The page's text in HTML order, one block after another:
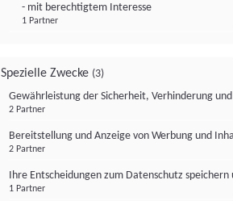
- mit berechtigtem Interesse
1 Partner
Spezielle Zwecke (3)
Gewährleistung der Sicherheit, Verhinderung
2 Partner
Bereitstellung und Anzeige von Werbung und
2 Partner
Ihre Entscheidungen zum Datenschutz
1 Partner